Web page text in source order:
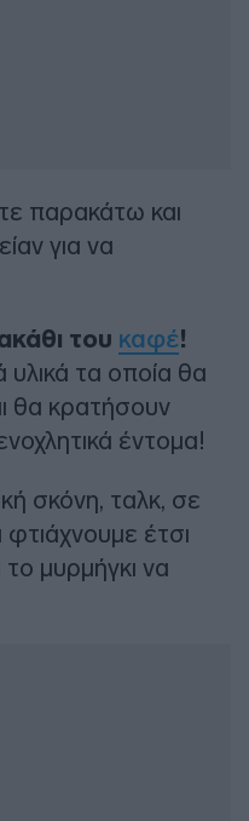
παρακάτω και
για να
του καφέ!
υλικά τα οποία θα
θα κρατήσουν
έντομα!
σκόνη, ταλκ, σε
έτσι
το μυρμήγκι να